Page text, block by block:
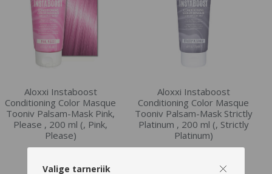
Aloxxi Instaboost
Conditioning Color Masque
Tooniv Palsam-Mask Pink,
Please , 200 ml (, Pink,
Please)
€20.28
Aloxxi Instaboost
Conditioning Color Masque
Tooniv Palsam-Mask Strictly
Platinum , 200 ml (, Strictly
Platinum)
€20.28
Valige tarneriik